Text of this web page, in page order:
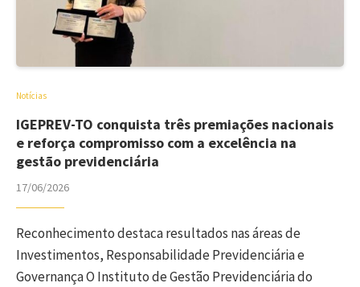
Notícias
IGEPREV-TO conquista três premiações nacionais
e reforça compromisso com a excelência na
gestão previdenciária
17/06/2026
Reconhecimento destaca resultados nas áreas de
Investimentos, Responsabilidade Previdenciária e
Governança O Instituto de Gestão Previdenciária do